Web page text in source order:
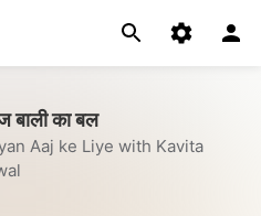
बाली का बल
Aaj ke Liye with Kavita